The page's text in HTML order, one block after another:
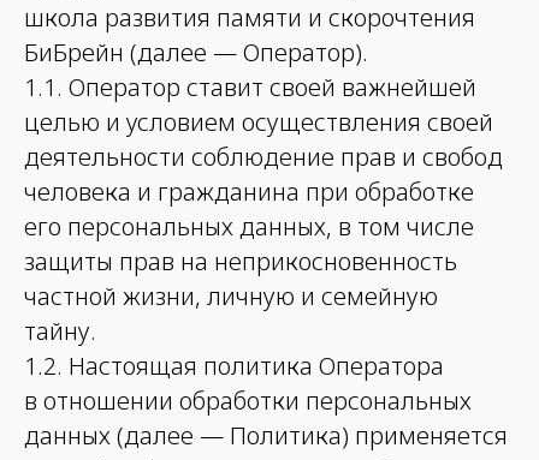
школа развития памяти и скорочтения
БиБрейн (далее — Оператор).
1.1. Оператор ставит своей важнейшей
целью и условием осуществления своей
деятельности соблюдение прав и свобод
человека и гражданина при обработке
его персональных данных, в том числе
защиты прав на неприкосновенность
частной жизни, личную и семейную
тайну.
1.2. Настоящая политика Оператора
в отношении обработки персональных
данных (далее — Политика) применяется